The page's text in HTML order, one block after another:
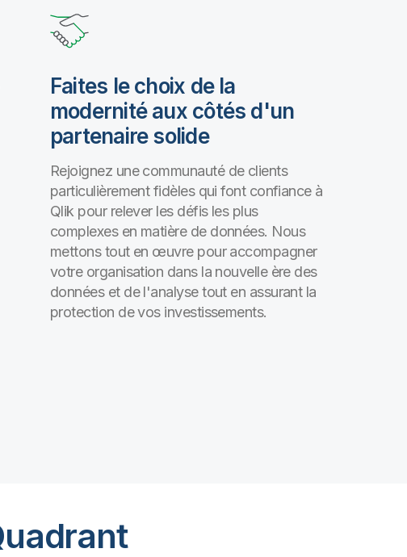
Faites le choix de la
modernité aux côtés d'un
partenaire solide
Rejoignez une communauté de clients
particulièrement fidèles qui font confiance à
Qlik pour relever les défis les plus
complexes en matière de données. Nous
mettons tout en œuvre pour accompagner
votre organisation dans la nouvelle ère des
données et de l'analyse tout en assurant la
protection de vos investissements.